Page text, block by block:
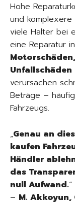
Hohe
und komplexere
viele Halter bei
eine Reparatur
verursachen
Beträge –
Fahrzeugs.
„Genau an
kaufen
Händler
das
null Aufwand.“
– M. Akkoyun,